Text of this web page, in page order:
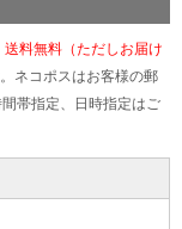
料無料（ただしお届け
ネコポスはお客様の郵
帯指定、日時指定はご